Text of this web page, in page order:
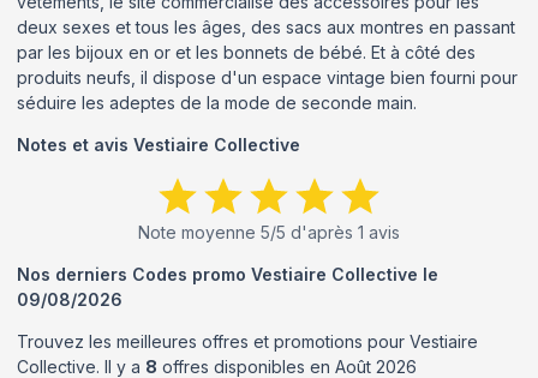
deux sexes et tous les âges, des sacs aux montres en passant
par les bijoux en or et les bonnets de bébé. Et à côté des
produits neufs, il dispose d'un espace vintage bien fourni pour
séduire les adeptes de la mode de seconde main.
Notes et avis Vestiaire Collective
Note moyenne 5/5 d'après 1 avis
Nos derniers Codes promo Vestiaire Collective le
09/08/2026
Trouvez les meilleures offres et promotions pour Vestiaire
Collective. Il y a 8 offres disponibles en Août 2026